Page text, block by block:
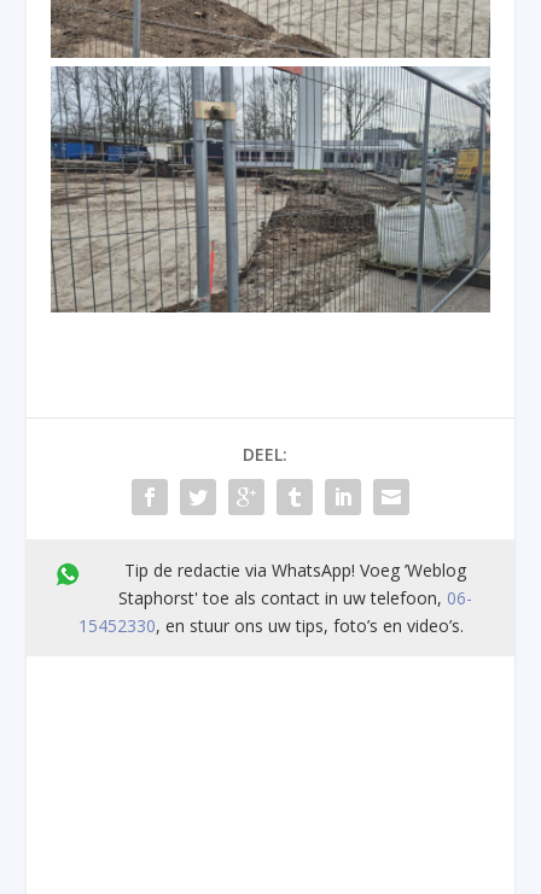
DEEL:
Tip de redactie via WhatsApp! Voeg ’Weblog
Staphorst' toe als contact in uw telefoon, 06-
15452330, en stuur ons uw tips, foto’s en video’s.